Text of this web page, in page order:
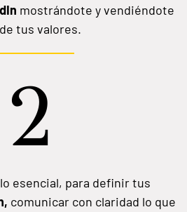
mostrándote y vendiéndote
tus valores.
2
esencial, para definir tus
comunicar con claridad lo que